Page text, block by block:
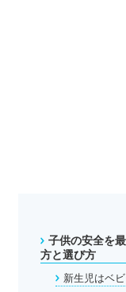
子供の安全を
方と選び方
新生児はベ